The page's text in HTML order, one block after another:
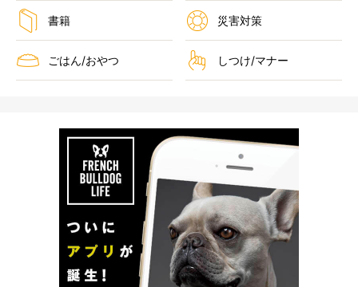
書籍 災害対策
ごはん/おやつ しつけ/マナー